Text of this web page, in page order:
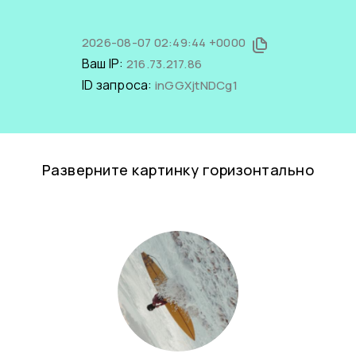
2026-08-07 02:49:44 +0000
Ваш IP: 216.73.217.86
ID запроса: inGGXjtNDCg1
Разверните картинку горизонтально